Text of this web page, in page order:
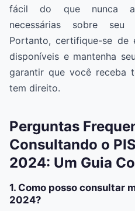
fácil do que nunca
necessárias sobre seu
Portanto, certifique-se de
disponíveis e mantenha
garantir que você receba
tem direito.
Perguntas
Consultando o
2024: Um Guia
1. Como posso consultar
2024?